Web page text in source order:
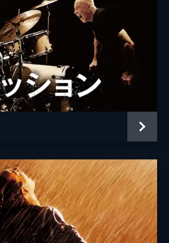
ミーガン・フェイ
デイモン・ガプトン
ジョシュ・ペンス
トレヴァー・リサウアー
デイミアン・チャゼル
ジャスティン・ハーウィッツ
フレッド・バーガー
ジョーダン・ホロウィッツ